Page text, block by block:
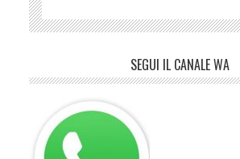
SEGUI IL CANALE WA